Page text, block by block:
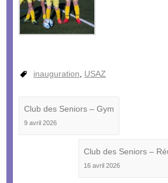
inauguration USAZ
Club des Seniors – Gym
9 avril 2026
Club des Seniors –
16 avril 2026